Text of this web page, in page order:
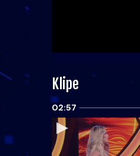
Klipe
02:57